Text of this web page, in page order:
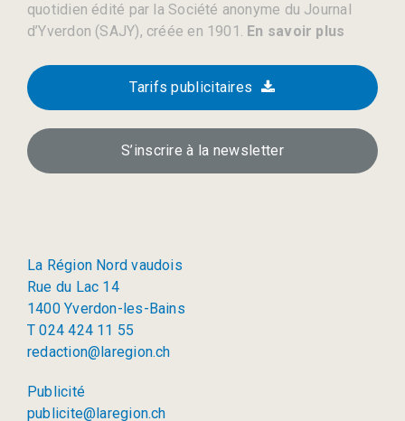
quotidien édité par la Société anonyme du Journal
d’Yverdon (SAJY), créée en 1901. En savoir plus
Tarifs publicitaires
S’inscrire à la newsletter
La Région Nord vaudois
Rue du Lac 14
1400 Yverdon-les-Bains
T 024 424 11 55
redaction@laregion.ch
Publicité
publicite@laregion.ch